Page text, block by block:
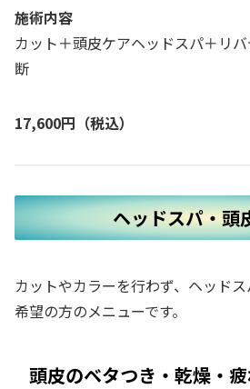
施術内容
カット＋頭皮ケアヘッドスパ＋リ
断
17,600円（税込）
ヘッドスパ・頭
カットやカラーを行わず、ヘッド
希望の方のメニューです。
頭皮のベタつき・乾燥・